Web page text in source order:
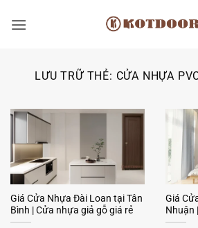
qua
LƯU TRỮ THẺ: CỬA NHỰA
Giá Cửa Nhựa Đài Loan tại Tân
Bình | Cửa nhựa giả gỗ giá rẻ
Giá
Nhuận